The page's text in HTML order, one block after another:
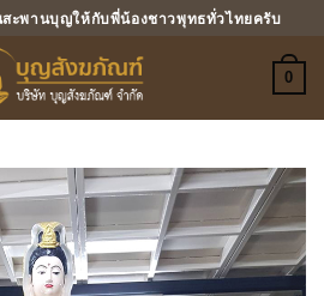
ะพานบุญให้กับพี่น้องชาวพุทธทั่วไทยครับ
0